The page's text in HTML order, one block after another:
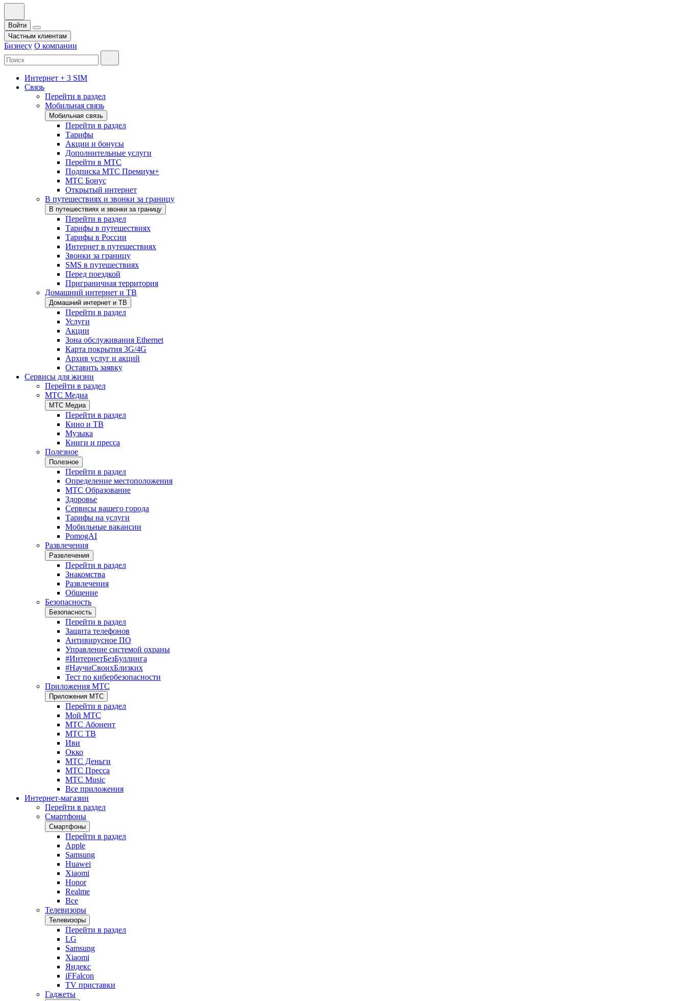
Войти
Частным клиентам
Бизнесу О компании
Интернет + 3 SIM
Связь
Перейти в раздел
Мобильная связь
Мобильная связь
Перейти в раздел
Тарифы
Акции и бонусы
Дополнительные услуги
Перейти в МТС
Подписка МТС Премиум+
МТС Бонус
Открытый интернет
В путешествиях и звонки за границу
В путешествиях и звонки за границу
Перейти в раздел
Тарифы в путешествиях
Тарифы в России
Интернет в путешествиях
Звонки за границу
SMS в путешествиях
Перед поездкой
Приграничная территория
Домашний интернет и ТВ
Домашний интернет и ТВ
Перейти в раздел
Услуги
Акции
Зона обслуживания Ethernet
Карта покрытия 3G/4G
Архив услуг и акций
Оставить заявку
Сервисы для жизни
Перейти в раздел
МТС Медиа
МТС Медиа
Перейти в раздел
Кино и ТВ
Музыка
Книги и пресса
Полезное
Полезное
Перейти в раздел
Определение местоположения
МТС Образование
Здоровье
Сервисы вашего города
Тарифы на услуги
Мобильные вакансии
PomogAI
Развлечения
Развлечения
Перейти в раздел
Знакомства
Развлечения
Общение
Безопасность
Безопасность
Перейти в раздел
Защита телефонов
Антивирусное ПО
Управление системой охраны
#ИнтернетБезБуллинга
#НаучиСвоихБлизких
Тест по кибербезопасности
Приложения МТС
Приложения МТС
Перейти в раздел
Мой МТС
МТС Абонент
МТС ТВ
Иви
Окко
МТС Деньги
МТС Пресса
МТС Music
Все приложения
Интернет-магазин
Перейти в раздел
Смартфоны
Смартфоны
Перейти в раздел
Apple
Samsung
Huawei
Xiaomi
Honor
Realme
Все
Телевизоры
Телевизоры
Перейти в раздел
LG
Samsung
Xiaomi
Яндекс
iFFalcon
TV приставки
Гаджеты